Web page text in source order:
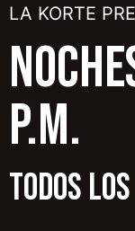
LA KORTE
p.m.
TODOS